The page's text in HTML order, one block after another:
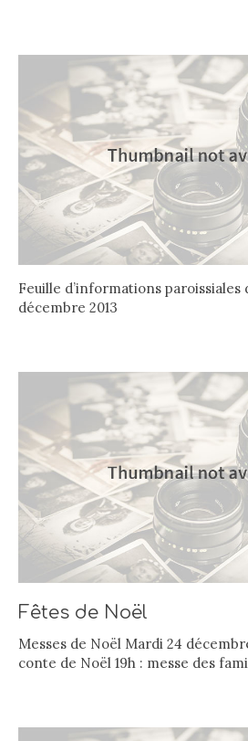
Feuille d’informations paroissiales
décembre 2013
Fêtes de Noël
Messes de Noël Mardi 24
conte de Noël 19h : messe des